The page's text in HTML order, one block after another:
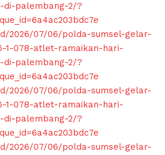
di-palembang-2/?
2026/07/06/polda-sumsel-gelar-
1-078-atlet-ramaikan-hari-
di-palembang-2/?
2026/07/06/polda-sumsel-gelar-
1-078-atlet-ramaikan-hari-
di-palembang-2/?
2026/07/06/polda-sumsel-gelar-